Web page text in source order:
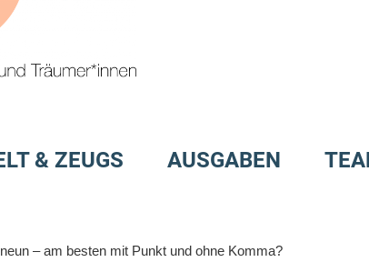
& ZEUGS AUSGABEN
– am besten mit Punkt und ohne Komma?